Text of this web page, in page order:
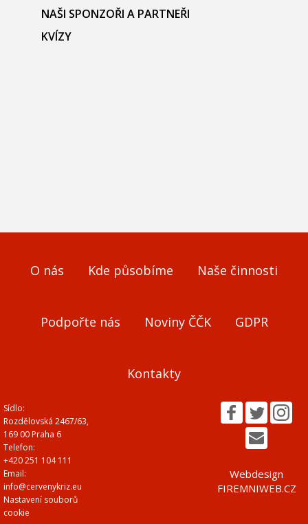
NAŠI SPONZOŘI A PARTNEŘI
KVÍZY
O nás Kde působíme Naše činnosti
Podpořte nás Noviny ČČK GDPR
Kontakty
Sídlo:
Rozdělovská 2467/63,
169 00 Praha 6
Telefon:
+420 251 104 111
Email:
info@cervenykriz.eu
Nastavení souborů
cookie
Webdesign
FIREMNIWEB.CZ